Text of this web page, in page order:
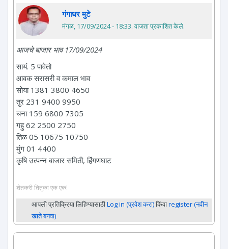
गंगाधर मुटे
मंगळ, 17/09/2024 - 18:33. वाजता प्रकाशित केले.
आजचे बाजार भाव 17/09/2024
सायं. 5 पावेतो
आवक सरासरी व कमाल भाव
सोया 1381 3800 4650
तुर 231 9400 9950
चना 159 6800 7305
गहु 62 2500 2750
तिळ 05 10675 10750
मुंग 01 4400
कृषि उत्पन्न बाजार समिती, हिंगणघाट
शेतकरी तितुका एक एक!
आपली प्रतिक्रिया लिहिण्यासाठीLog in (प्रवेश करा)किंवाregister (नवीन
खाते बनवा)